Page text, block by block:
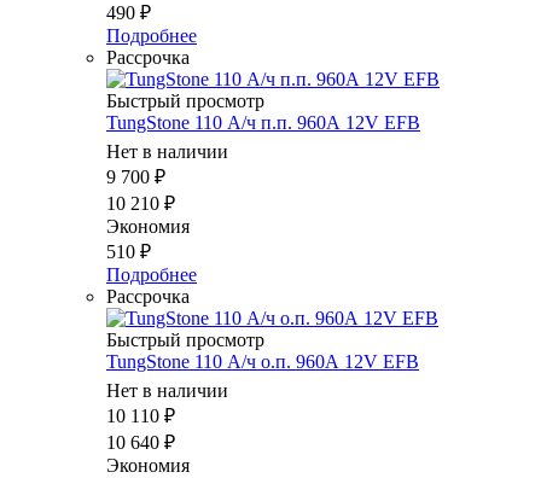
490 ₽
Подробнее
Рассрочка
Быстрый просмотр
TungStone 110 А/ч п.п. 960А 12V EFB
Нет в наличии
9 700 ₽
10 210 ₽
Экономия
510 ₽
Подробнее
Рассрочка
Быстрый просмотр
TungStone 110 А/ч о.п. 960А 12V EFB
Нет в наличии
10 110 ₽
10 640 ₽
Экономия